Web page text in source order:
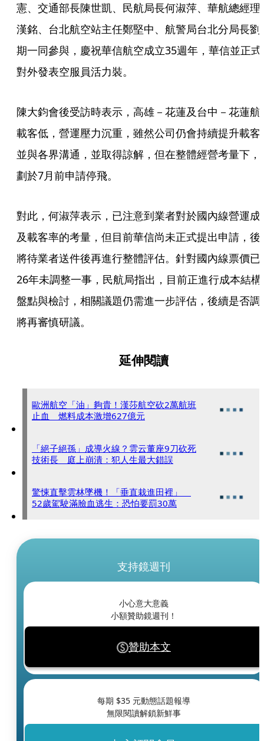
憲、交通部長陳世凱、民航局長何淑萍、華航總經理
漢銘、台北航空站主任鄭堅中、航警局台北分局長劉
期一同參與，慶祝華信航空成立35週年，華信並正式
對外發表空服員活力裝。
陳大鈞會後受訪時表示，高雄－花蓮及台中－花蓮航
載客低，營運壓力沉重，雖然公司仍會持續提升載客
並與各界溝通，並取得諒解，但在整體經營考量下，
劃於7月前申請停飛。
對此，何淑萍表示，已注意到業者對於國內線營運成
及載客率的考量，但目前華信尚未正式提出申請，後
將待業者送件後再進行整體評估。針對國內線票價已
26年未調整一事，民航局指出，目前正進行成本結構
盤點與檢討，相關議題仍需進一步評估，後續是否調
將再審慎研議。
延伸閱讀
歐洲航空「油」夠貴！漢莎航空砍2萬航班
止血 燃料成本激增627億元
「絕子絕孫」成導火線？雲云董座9刀砍死
技術長 庭上崩潰：犯人生最大錯誤
驚悚直擊雲林墜機！「垂直栽進田裡」
52歲駕駛滿臉血逃生：恐怕要罰30萬
支持鏡週刊
小心意大意義
小額贊助鏡週刊！
贊助本文
每期 $35 元動態話題報導
無限閱讀解鎖新鮮事